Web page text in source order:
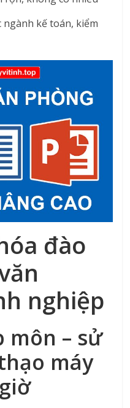
ngành kế toán, kiểm
đào
nghiệp
môn – sử
máy